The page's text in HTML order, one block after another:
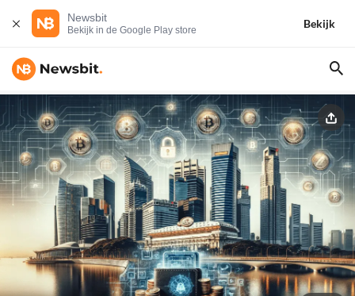
Newsbit
Bekijk in de Google Play store
Bekijk